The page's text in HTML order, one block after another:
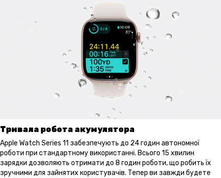
Тривала робота акумулятора
Apple Watch Series 11 забезпечують до 24 годин автономної
роботи при стандартному використанні. Всього 15 хвилин
зарядки дозволяють отримати до 8 годин роботи, що робить їх
зручними для зайнятих користувачів. Тепер ви завжди будете